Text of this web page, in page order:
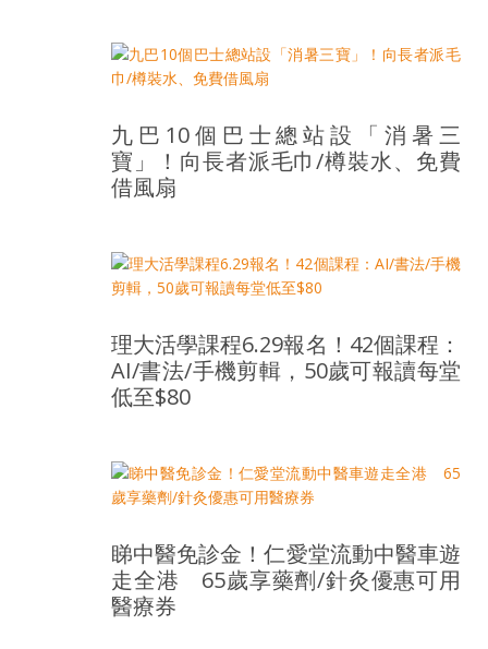
九巴10個巴士總站設「消暑三
寶」！向長者派毛巾/樽裝水、免費
借風扇
理大活學課程6.29報名！42個課程：
AI/書法/手機剪輯，50歲可報讀每堂
低至$80
睇中醫免診金！仁愛堂流動中醫車遊
走全港 65歲享藥劑/針灸優惠可用
醫療券